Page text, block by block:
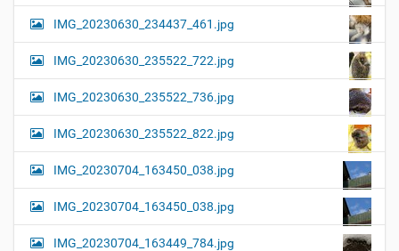
IMG_20230630_234437_461.jpg
IMG_20230630_235522_722.jpg
IMG_20230630_235522_736.jpg
IMG_20230630_235522_822.jpg
IMG_20230704_163450_038.jpg
IMG_20230704_163450_038.jpg
IMG_20230704_163449_784.jpg